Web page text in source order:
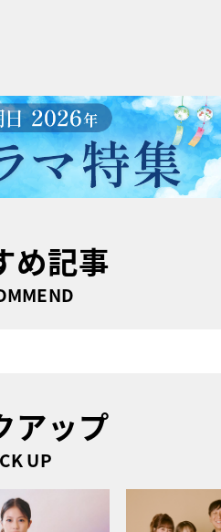
め記事
アップ
UP